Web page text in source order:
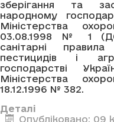
зберігання та
народному
Міністерства
03.08.1998 № 1
санітарні правила
пестицидів і
господарстві
Міністерства
18.12.1996 № 382.
Деталі
Опубліковано: 09